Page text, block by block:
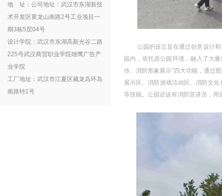
公园的设立旨在通过创意设计
园内，依托原公园环境，融入了大
传、消防形象展示”四大功能，通过
展示区、消防游戏活动区、消防文
等技能。公园还设有消防宣讲员，
地 址：公司地址：武汉市东湖新技
术开发区黄龙山南路2号工业项目一
期3栋5层04号
设计学院：武汉市东湖高新光谷二路
225号武汉商贸职业学院雄鹰广告产
业学院
工厂地址：武汉市江夏区藏龙岛环岛
南路特1号